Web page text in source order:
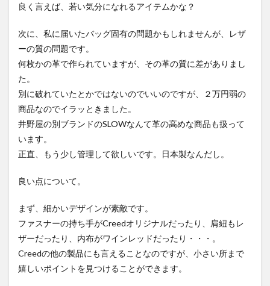
良く言えば、若い気分になれるアイテムかな？
次に、私に届いたバッグ固有の問題かもしれませんが、レザ
ーの質の問題です。
何枚かの革で作られていますが、その革の質に差がありまし
た。
別に破れていたとかではないのでいいのですが、２万円弱の
商品なのでイラッときました。
井野屋の別ブランドのSLOWなんて革の高めな商品も扱って
います。
正直、もう少し管理して欲しいです。日本製なんだし。
良い点について。
まず、細かいデザインが素敵です。
ファスナーの持ち手がCreedオリジナルだったり、肩紐もレ
ザーだったり、内布がワインレッドだったり・・・。
Creedの他の製品にも言えることなのですが、小さい所まで
嬉しいポイントを見つけることができます。